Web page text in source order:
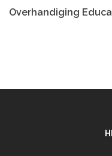
Overhandiging